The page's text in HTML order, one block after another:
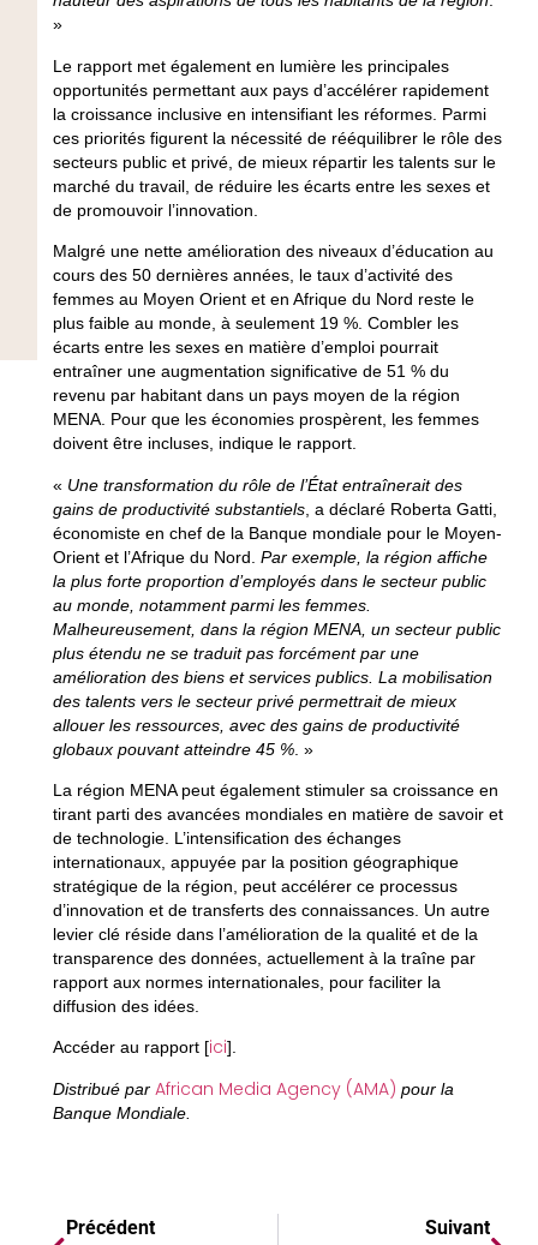
»
Le rapport met également en lumière les principales
opportunités permettant aux pays d’accélérer rapidement
la croissance inclusive en intensifiant les réformes. Parmi
ces priorités figurent la nécessité de rééquilibrer le rôle des
secteurs public et privé, de mieux répartir les talents sur le
marché du travail, de réduire les écarts entre les sexes et
de promouvoir l’innovation.
Malgré une nette amélioration des niveaux d’éducation au
cours des 50 dernières années, le taux d’activité des
femmes au Moyen Orient et en Afrique du Nord reste le
plus faible au monde, à seulement 19 %. Combler les
écarts entre les sexes en matière d’emploi pourrait
entraîner une augmentation significative de 51 % du
revenu par habitant dans un pays moyen de la région
MENA. Pour que les économies prospèrent, les femmes
doivent être incluses, indique le rapport.
« Une transformation du rôle de l’État entraînerait des
gains de productivité substantiels, a déclaré Roberta Gatti,
économiste en chef de la Banque mondiale pour le Moyen-
Orient et l’Afrique du Nord Par exemple, la région affiche
la plus forte proportion d’employés dans le secteur public
au monde, notamment parmi les femmes.
Malheureusement, dans la région MENA, un secteur public
plus étendu ne se traduit pas forcément par une
amélioration des biens et services publics. La mobilisation
des talents vers le secteur privé permettrait de mieux
allouer les ressources, avec des gains de productivité
globaux pouvant atteindre 45 %. »
La région MENA peut également stimuler sa croissance en
tirant parti des avancées mondiales en matière de savoir et
de technologie. L’intensification des échanges
internationaux, appuyée par la position géographique
stratégique de la région, peut accélérer ce processus
d’innovation et de transferts des connaissances. Un autre
levier clé réside dans l’amélioration de la qualité et de la
transparence des données, actuellement à la traîne par
rapport aux normes internationales, pour faciliter la
diffusion des idées.
Accéder au rapport [ici].
Distribué par African Media Agency (AMA) pour la
Banque Mondiale.
Précédent Suivant